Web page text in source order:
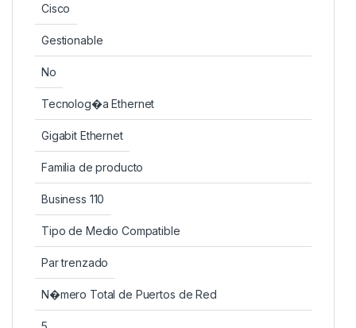
Cisco
Gestionable
No
Tecnolog�a Ethernet
Gigabit Ethernet
Familia de producto
Business 110
Tipo de Medio Compatible
Par trenzado
N�mero Total de Puertos de Red